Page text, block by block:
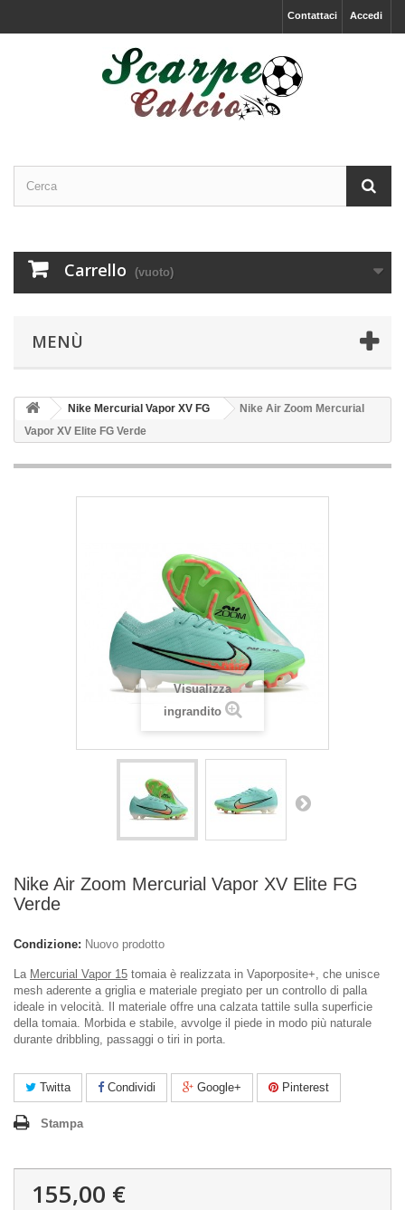
Accedi
Contattaci
Carrello (vuoto)
MENÙ
Nike Mercurial Vapor XV FG
Nike Air Zoom Mercurial
Vapor XV Elite FG Verde
Visualizza
ingrandito
Nike Air Zoom Mercurial Vapor XV Elite FG
Verde
Condizione: Nuovo prodotto
La Mercurial Vapor 15 tomaia è realizzata in Vaporposite+, che unisce
mesh aderente a griglia e materiale pregiato per un controllo di palla
ideale in velocità. Il materiale offre una calzata tattile sulla superficie
della tomaia. Morbida e stabile, avvolge il piede in modo più naturale
durante dribbling, passaggi o tiri in porta.
Twitta Condividi Google+ Pinterest
Stampa
155,00 €